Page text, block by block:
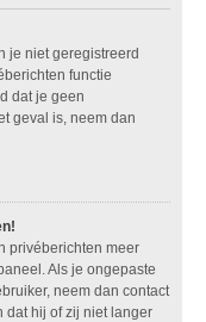
je niet geregistreerd
functie
dat je geen
geval is, neem dan
privéberichten meer
Als je ongepaste
neem dan contact
dat hij of zij niet langer